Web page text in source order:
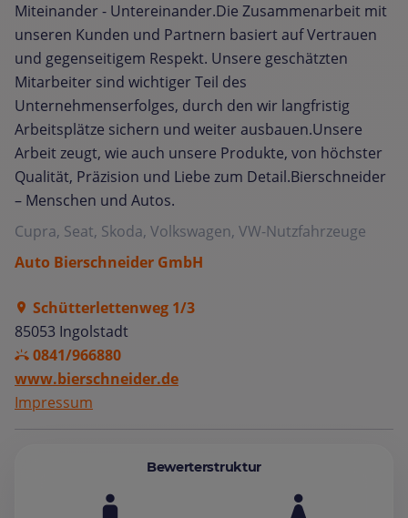
Miteinander - Untereinander.Die Zusammenarbeit mit
unseren Kunden und Partnern basiert auf Vertrauen
und gegenseitigem Respekt. Unsere geschätzten
Mitarbeiter sind wichtiger Teil des
Unternehmenserfolges, durch den wir langfristig
Arbeitsplätze sichern und weiter ausbauen.Unsere
Arbeit zeugt, wie auch unsere Produkte, von höchster
Qualität, Präzision und Liebe zum Detail.Bierschneider
– Menschen und Autos.
Cupra, Seat, Skoda, Volkswagen, VW-Nutzfahrzeuge
Auto Bierschneider GmbH
Schütterlettenweg 1/3
85053 Ingolstadt
0841/966880
www.bierschneider.de
Impressum
Bewerterstruktur